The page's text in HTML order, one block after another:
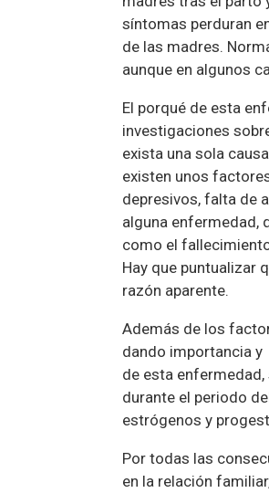
síntomas perduran
de las madres.
aunque en algunos
El porqué de esta
investigaciones
exista una sola
existen unos
depresivos, falta de
alguna enfermedad,
como el
Hay que puntualizar
razón aparente.
Además de los
dando importancia
de esta
durante el periodo
estrógenos y
Por todas las
en la relación